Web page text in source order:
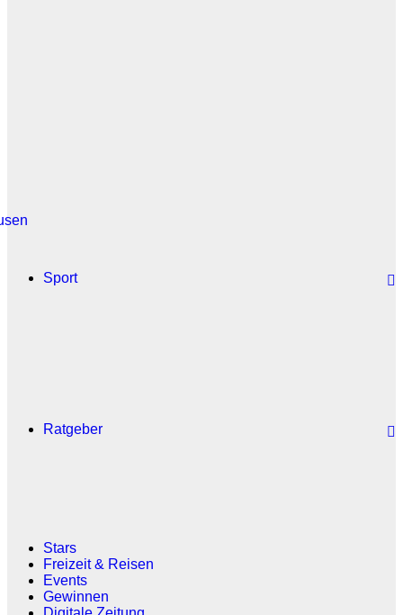
Sport
Ratgeber
Stars
Freizeit & Reisen
Events
Gewinnen